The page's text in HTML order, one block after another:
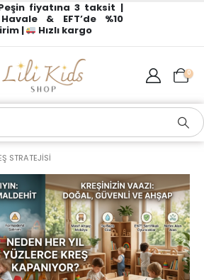
fiyatına 3 taksit |
Havale & EFT’de %10
|
Hızlı kargo
0
STRATEJISI